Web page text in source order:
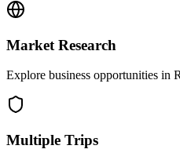
Market Research
Explore business opportunities in
Multiple Trips